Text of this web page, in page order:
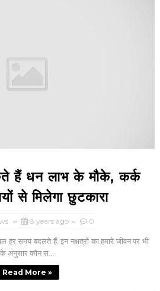
हैं धन लाभ के मौके, कर्क
से मिलेगा छुटकारा
8 years ago 0
हर समय बदलते हैं. इन नक्षत्रों का हमारे जीवन पर भी
के अनुसार कौन स...
Read More »